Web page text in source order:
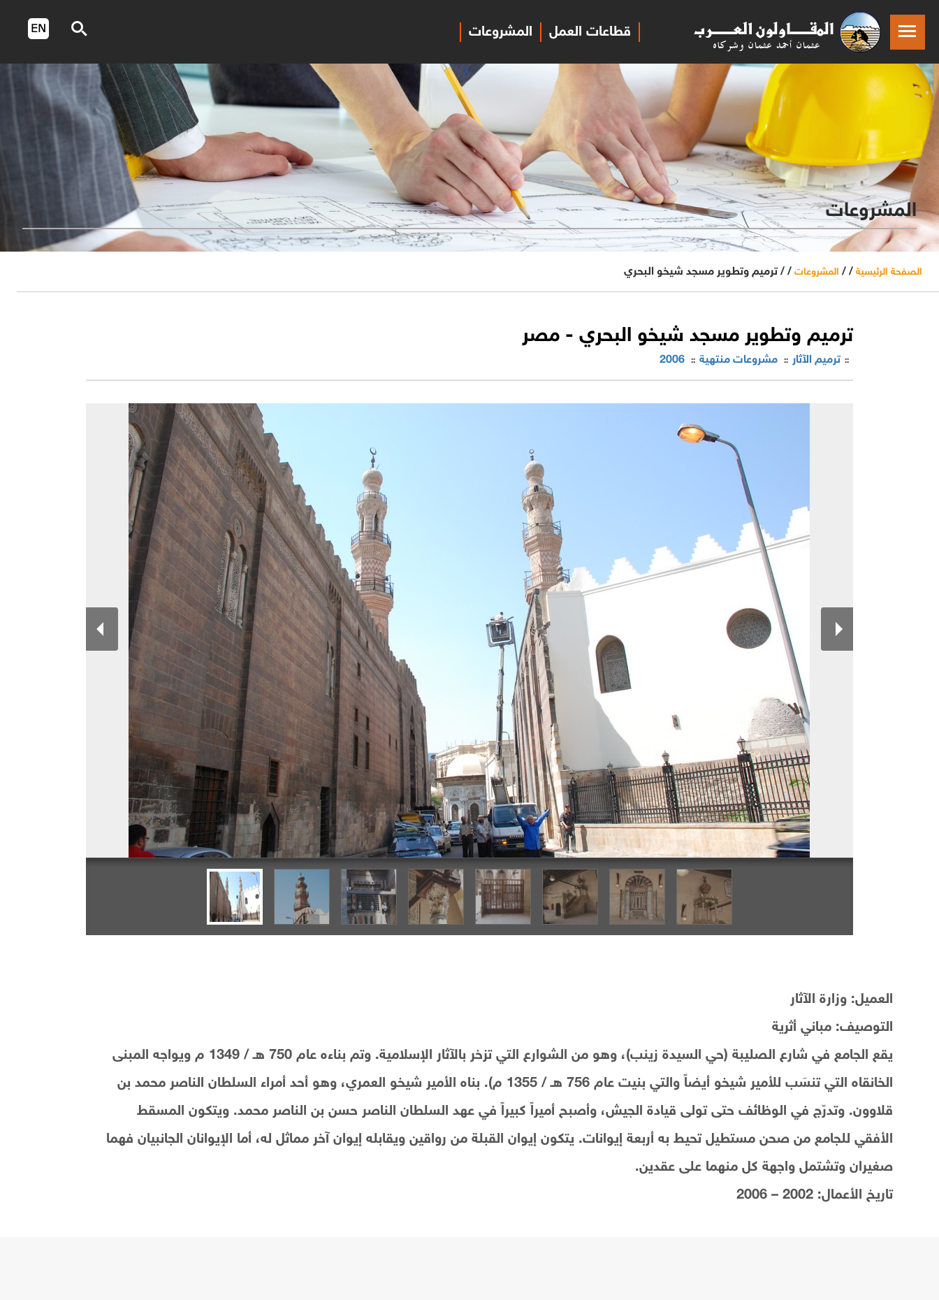
المشروعات قطاعات العمل
المشروعات
الصفحة الرئيسية / / المشروعات / / ترميم وتطوير مسجد شيخو البحري
ترميم وتطوير مسجد شيخو البحري - مصر
2006 ::مشروعات منتهية :: ترميم الآثار ::
العميل: وزارة الآثار
التوصيف: مباني أثرية
يقع الجامع في شارع الصليبة (حي السيدة زينب)، وهو من الشوارع التي تزخر بالآثار الإسلامية. وتم بناءه عام 750 هـ / 1349 م ويواجه المبنى
الخانقاه التي تنسَب للأمير شيخو أيضاً والتي بنيت عام 756 هـ / 1355 م). بناه الأمير شيخو العمري، وهو أحد أمراء السلطان الناصر محمد بن
قلاوون. وتدرّج في الوظائف حتى تولى قيادة الجيش، وأصبح أميراً كبيراً في عهد السلطان الناصر حسن بن الناصر محمد. ويتكون المسقط
الأفقي للجامع من صحن مستطيل تحيط به أربعة إيوانات. يتكون إيوان القبلة من رواقين ويقابله إيوان آخر مماثل له، أما الإيوانان الجانبيان فهما
صغيران وتشتمل واجهة كل منهما على عقدين.
تاريخ الأعمال: 2002 – 2006